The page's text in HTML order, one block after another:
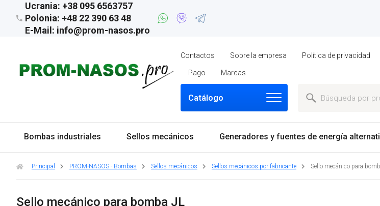
Ucrania: +38 095 6563757
Polonia: +48 22 390 63 48
E-Mail: info@prom-nasos.pro
Contactos Sobre la empresa Política de privacidad
Pago Marcas
Catálogo
Bombas industriales Sellos mecánicos Generadores y fuentes de energía
Principal PROM-NASOS - Bombas Sellos mecánicos Sellos mecánicos por fabricante Sello mecánico para
Sello mecánico para bomba JL